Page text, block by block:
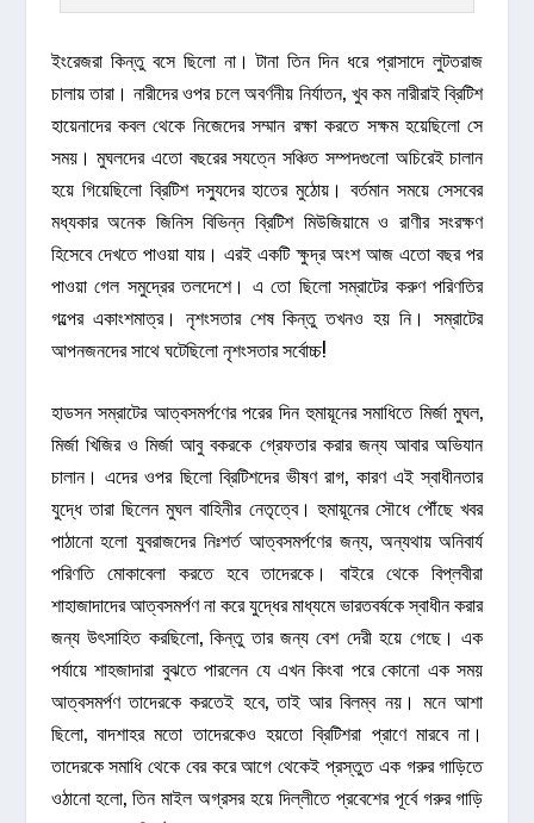
ইংরেজরা কিন্তু বসে ছিলো না। টানা তিন দিন ধরে প্রাসাদে লুটতরাজ
চালায় তারা। নারীদের ওপর চলে অবর্ণনীয় নির্যাতন, খুব কম নারীরাই ব্রিটিশ
হায়েনাদের কবল থেকে নিজেদের সম্মান রক্ষা করতে সক্ষম হয়েছিলো সে
সময়। মুঘলদের এতো বছরের সযত্নে সঞ্চিত সম্পদগুলো অচিরেই চালান
হয়ে গিয়েছিলো ব্রিটিশ দস্যুদের হাতের মুঠোয়। বর্তমান সময়ে সেসবের
মধ্যকার অনেক জিনিস বিভিন্ন ব্রিটিশ মিউজিয়ামে ও রাণীর সংরক্ষণ
হিসেবে দেখতে পাওয়া যায়। এরই একটি ক্ষুদ্র অংশ আজ এতো বছর পর
পাওয়া গেল সমুদ্রের তলদেশে। এ তো ছিলো সম্রাটের করুণ পরিণতির
গল্পের একাংশমাত্র। নৃশংসতার শেষ কিন্তু তখনও হয় নি। সম্রাটের
আপনজনদের সাথে ঘটেছিলো নৃশংসতার সর্বোচ্চ!
হাডসন সম্রাটের আত্বসমর্পণের পরের দিন হুমায়ূনের সমাধিতে মির্জা মুঘল,
মির্জা খিজির ও মির্জা আবু বকরকে গ্রেফতার করার জন্য আবার অভিযান
চালান। এদের ওপর ছিলো ব্রিটিশদের ভীষণ রাগ, কারণ এই স্বাধীনতার
যুদ্ধে তারা ছিলেন মুঘল বাহিনীর নেতৃত্বে। হুমায়ূনের সৌধে পৌঁছে খবর
পাঠানো হলো যুবরাজদের নিঃশর্ত আত্বসমর্পণের জন্য, অন্যথায় অনিবার্য
পরিণতি মোকাবেলা করতে হবে তাদেরকে। বাইরে থেকে বিপ্লবীরা
শাহাজাদাদের আত্বসমর্পণ না করে যুদ্ধের মাধ্যমে ভারতবর্ষকে স্বাধীন করার
জন্য উৎসাহিত করছিলো, কিন্তু তার জন্য বেশ দেরী হয়ে গেছে। এক
পর্যায়ে শাহজাদারা বুঝতে পারলেন যে এখন কিংবা পরে কোনো এক সময়
আত্বসমর্পণ তাদেরকে করতেই হবে, তাই আর বিলম্ব নয়। মনে আশা
ছিলো, বাদশাহর মতো তাদেরকেও হয়তো ব্রিটিশরা প্রাণে মারবে না।
তাদেরকে সমাধি থেকে বের করে আগে থেকেই প্রস্তুত এক গরুর গাড়িতে
ওঠানো হলো, তিন মাইল অগ্রসর হয়ে দিল্লীতে প্রবেশের পূর্বে গরুর গাড়ি